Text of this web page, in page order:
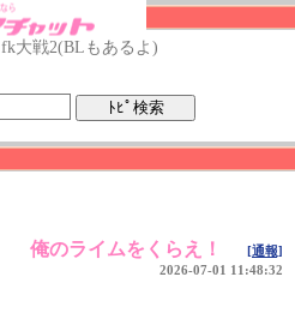
fk大戦2(BLもあるよ)
俺のライムをくらえ！
[通報]
2026-07-01 11:48:32